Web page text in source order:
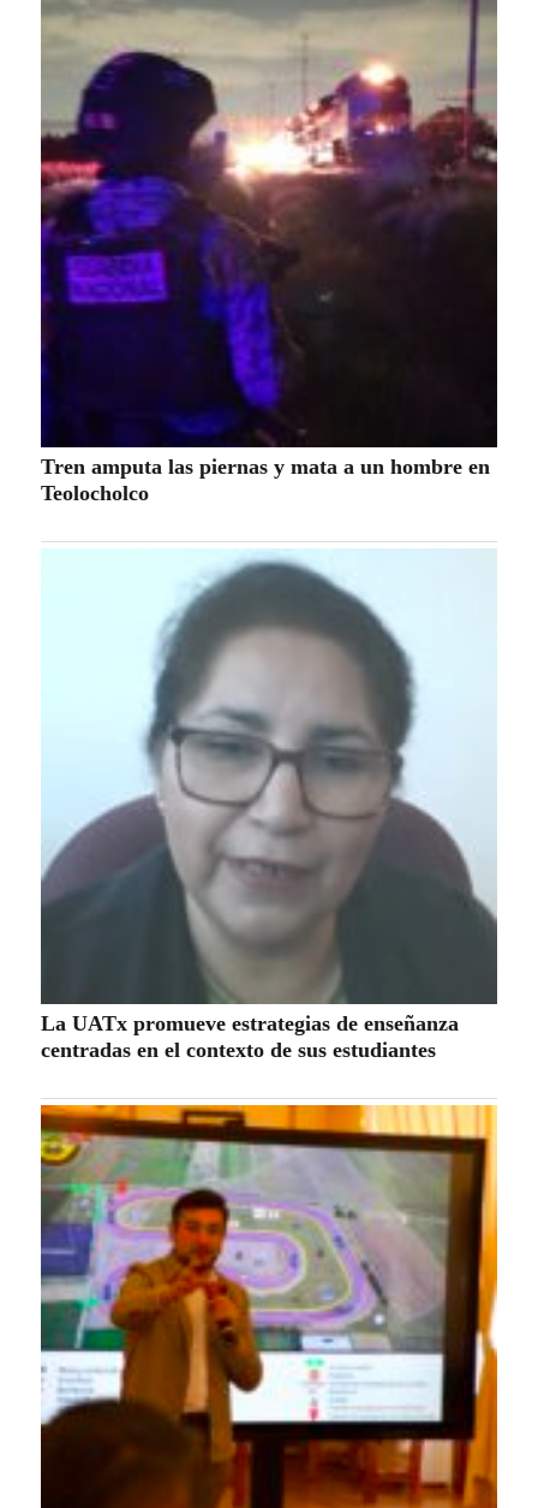
Tren amputa las piernas y mata a un hombre en
Teolocholco
La UATx promueve estrategias de enseñanza
centradas en el contexto de sus estudiantes